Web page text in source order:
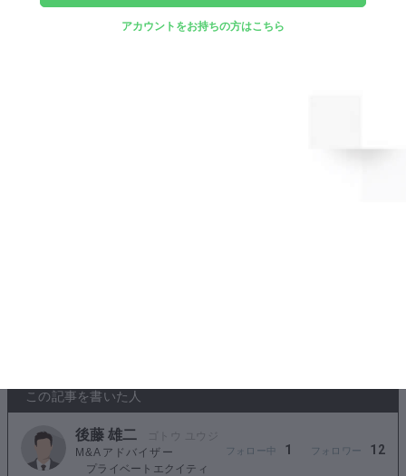
になることが多い。
券会社、投資銀行、地方銀行や会計事務所を中心にソーシ
この記事を書いた人
後藤 雄二
M&Aアドバイザー
プライベートエクイティ
1 12
アカウントをお持ちの方はこちら